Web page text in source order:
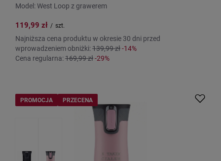
Model: West Loop z grawerem
119,99 zł / szt.
Najniższa cena produktu w okresie 30 dni przed
wprowadzeniem obniżki:139,99 zł-14%
Cena regularna:169,99 zł-29%
PROMOCJA PRZECENA